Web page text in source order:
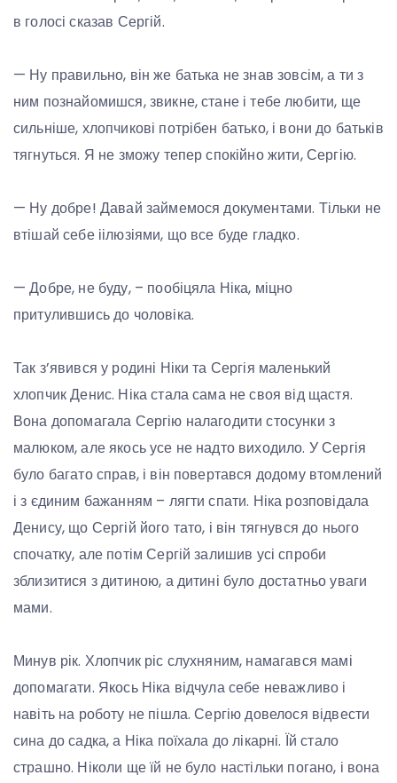
в голосі сказав Сергій.
— Ну правильно, він же батька не знав зовсім, а ти з
ним познайомишся, звикне, стане і тебе любити, ще
сильніше, хлопчикові потрібен батько, і вони до батьків
тягнуться. Я не зможу тепер спокійно жити, Сергію.
— Ну добре! Давай займемося документами. Тільки не
втішай себе іілюзіями, що все буде гладко.
— Добре, не буду, – пообіцяла Ніка, міцно
притулившись до чоловіка.
Так з’явився у родині Ніки та Сергія маленький
хлопчик Денис. Ніка стала сама не своя від щастя.
Вона допомагала Сергію налагодити стосунки з
малюком, але якось усе не надто виходило. У Сергія
було багато справ, і він повертався додому втомлений
і з єдиним бажанням – лягти спати. Ніка розповідала
Денису, що Сергій його тато, і він тягнувся до нього
спочатку, але потім Сергій залишив усі спроби
зблизитися з дитиною, а дитині було достатньо уваги
мами.
Минув рік. Хлопчик ріс слухняним, намагався мамі
допомагати. Якось Ніка відчула себе неважливо і
навіть на роботу не пішла. Сергію довелося відвести
сина до садка, а Ніка поїхала до лікарні. Їй стало
страшно. Ніколи ще їй не було настільки погано, і вона